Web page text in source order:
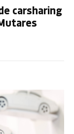
carsharing